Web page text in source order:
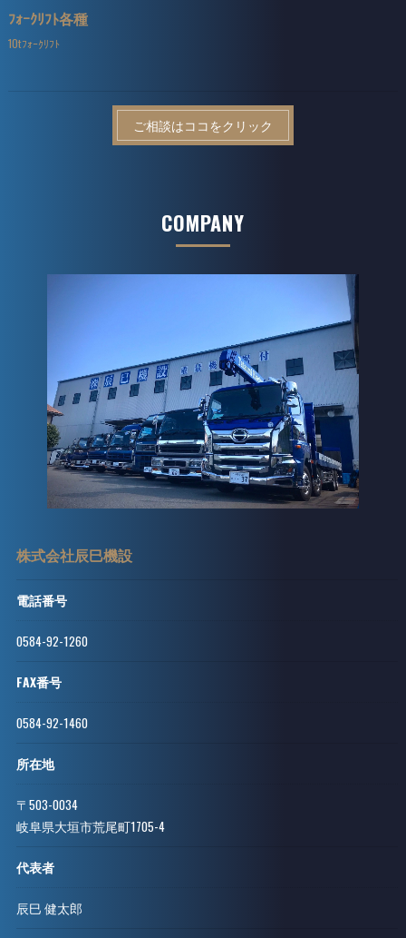
ﾌｫｰｸﾘﾌﾄ各種
10tﾌｫｰｸﾘﾌﾄ
ご相談はココをクリック
COMPANY
株式会社辰巳機設
電話番号
0584-92-1260
FAX番号
0584-92-1460
所在地
〒503-0034
岐阜県大垣市荒尾町1705-4
代表者
辰巳 健太郎